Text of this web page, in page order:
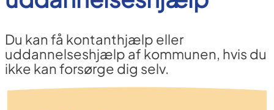
Du kan få kontanthjælp eller
uddannelseshjælp af kommunen, hvis du
ikke kan forsørge dig selv.